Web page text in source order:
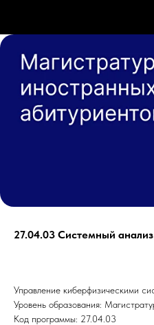
27.04.03 Системный
Управление киберфизическими
Уровень образования:
Код программы: 27.04.03